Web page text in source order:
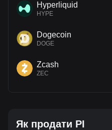
Hyperliquid
HYPE
Dogecoin
DOGE
Zcash
ZEC
Як продати PI